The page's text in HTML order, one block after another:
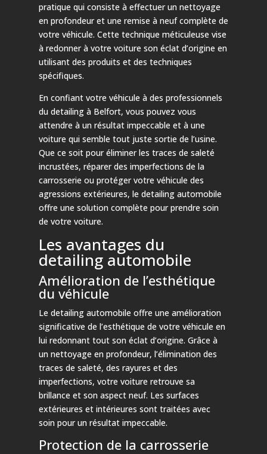
pratique qui consiste à effectuer un nettoyage
en profondeur et une remise à neuf complète de
votre véhicule. Cette technique méticuleuse vise
à redonner à votre voiture son éclat d’origine en
utilisant des produits et des techniques
spécifiques.
En confiant votre véhicule à des professionnels
du detailing à Belfort, vous pouvez vous
attendre à un résultat impeccable et à une
voiture qui semble tout juste sortie de l’usine.
Que ce soit pour éliminer les traces de saleté
incrustées, réparer des imperfections de la
carrosserie ou protéger votre véhicule des
agressions extérieures, le detailing automobile
offre une solution complète pour prendre soin
de votre voiture.
Les avantages du
detailing automobile
Amélioration de l’esthétique
du véhicule
Le detailing automobile offre une amélioration
significative de l’esthétique de votre véhicule en
lui redonnant tout son éclat d’origine. Grâce à
un nettoyage en profondeur, l’élimination des
traces de saleté, des rayures et des
imperfections, votre voiture retrouve sa
brillance et son aspect neuf. Les surfaces
extérieures et intérieures sont traitées avec
soin pour un résultat impeccable.
Protection de la carrosserie